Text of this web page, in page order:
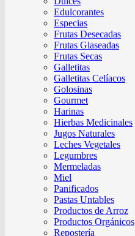
Edulcorantes
Especias
Frutas Desecadas
Frutas Glaseadas
Frutas Secas
Galletitas
Galletitas Celíacos
Golosinas
Gourmet
Harinas
Hierbas Medicinales
Jugos Naturales
Leches Vegetales
Legumbres
Mermeladas
Miel
Panificados
Pastas Untables
Productos de Arroz
Productos Orgánicos
Repostería